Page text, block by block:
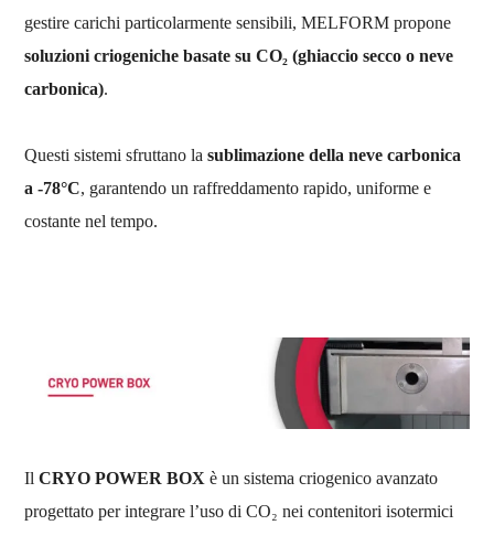
gestire carichi particolarmente sensibili, MELFORM propone
soluzioni criogeniche basate su CO₂ (ghiaccio secco o neve
carbonica).
Questi sistemi sfruttano lasublimazione della neve carbonica
a -78°C, garantendo un raffreddamento rapido, uniforme e
costante nel tempo.
IlCRYO POWER BOX è un sistema criogenico avanzato
progettato per integrare l’uso di CO₂ nei contenitori isotermici